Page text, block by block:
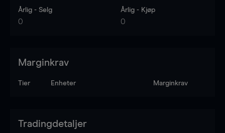
Årlig - Selg
0
Årlig - Kjøp
0
Marginkrav
Tier Enheter Marginkrav
Tradingdetaljer